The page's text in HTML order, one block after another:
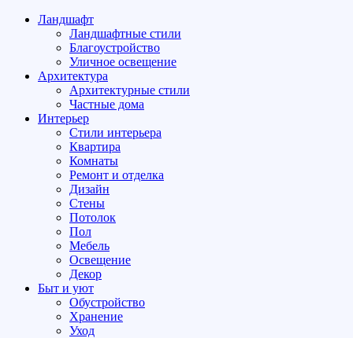
Ландшафт
Ландшафтные стили
Благоустройство
Уличное освещение
Архитектура
Архитектурные стили
Частные дома
Интерьер
Стили интерьера
Квартира
Комнаты
Ремонт и отделка
Дизайн
Стены
Потолок
Пол
Мебель
Освещение
Декор
Быт и уют
Обустройство
Хранение
Уход